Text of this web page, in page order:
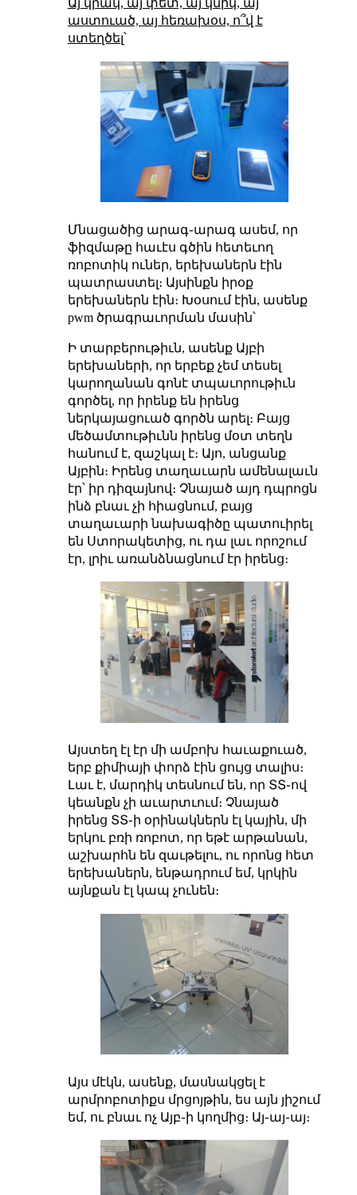
Այ կրակ, այ փետ, այ կնիկ, այ
աստուած, այ հեռախօս, ո՞վ է
ստեղծել՝
Մնացածից արագ֊արագ ասեմ, որ
ֆիզմաթը հաւէս գծին հետեւող
ռոբոտիկ ուներ, երեխաներն էին
պատրաստել։ Այսինքն իրօք
երեխաներն էին։ Խօսում էին, ասենք
pwm ծրագրաւորման մասին՝
Ի տարբերութիւն, ասենք Այբի
երեխաների, որ երբեք չեմ տեսել
կարողանան գոնէ տպաւորութիւն
գործել, որ իրենք են իրենց
ներկայացուած գործն արել։ Բայց
մեծամտութիւնն իրենց մօտ տեղն
հանում է, զաշկալ է։ Այո, անցանք
Այբին։ Իրենց տաղաւարն ամենալաւն
էր՝ իր դիզայնով։ Չնայած այդ դպրոցն
ինձ բնաւ չի հիացնում, բայց
տաղաւարի նախագիծը պատուիրել
են Ստորակետից, ու դա լաւ որոշում
էր, լրիւ առանձնացնում էր իրենց։
Այստեղ էլ էր մի ամբոխ հաւաքուած,
երբ քիմիայի փորձ էին ցույց տալիս։
Լաւ է, մարդիկ տեսնում են, որ ՏՏ֊ով
կեանքն չի աւարտւում։ Չնայած
իրենց ՏՏ֊ի օրինակներն էլ կային, մի
երկու բռի ռոբոտ, որ եթէ արթանան,
աշխարհն են զաւթելու, ու որոնց հետ
երեխաներն, ենթադրում եմ, կրկին
այնքան էլ կապ չունեն։
Այս մէկն, ասենք, մասնակցել է
արմրոբոտիքս մրցոյթին, ես այն յիշում
եմ, ու բնաւ ոչ Այբ֊ի կողմից։ Այ֊այ֊այ։